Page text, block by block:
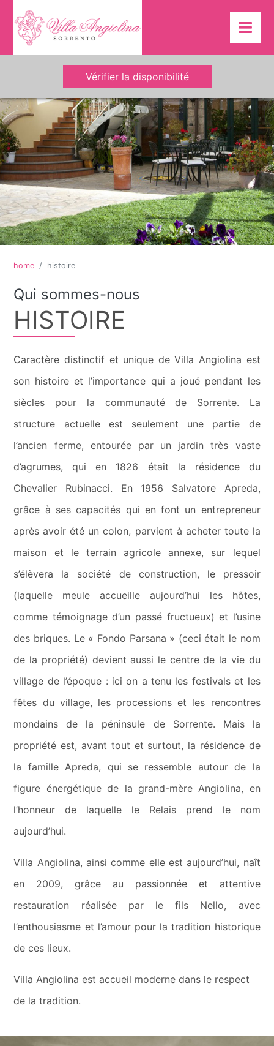
Vérifier la disponibilité
home histoire
Qui sommes-nous
HISTOIRE
Caractère distinctif et unique de Villa Angiolina est
son histoire et l’importance qui a joué pendant les
siècles pour la communauté de Sorrente. La
structure actuelle est seulement une partie de
l’ancien ferme, entourée par un jardin très vaste
d’agrumes, qui en 1826 était la résidence du
Chevalier Rubinacci. En 1956 Salvatore Apreda,
grâce à ses capacités qui en font un entrepreneur
après avoir été un colon, parvient à acheter toute la
maison et le terrain agricole annexe, sur lequel
s’élèvera la société de construction, le pressoir
(laquelle meule accueille aujourd’hui les hôtes,
comme témoignage d’un passé fructueux) et l’usine
des briques. Le « Fondo Parsana » (ceci était le nom
de la propriété) devient aussi le centre de la vie du
village de l’époque : ici on a tenu les festivals et les
fêtes du village, les processions et les rencontres
mondains de la péninsule de Sorrente. Mais la
propriété est, avant tout et surtout, la résidence de
la famille Apreda, qui se ressemble autour de la
figure énergétique de la grand-mère Angiolina, en
l’honneur de laquelle le Relais prend le nom
aujourd’hui.
Villa Angiolina, ainsi comme elle est aujourd’hui, naît
en 2009, grâce au passionnée et attentive
restauration réalisée par le fils Nello, avec
l’enthousiasme et l’amour pour la tradition historique
de ces lieux.
Villa Angiolina est accueil moderne dans le respect
de la tradition.